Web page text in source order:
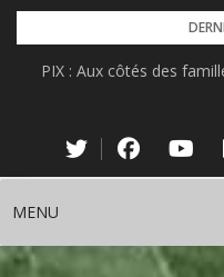
Skip
contentPIX : Aux côtés des
MENU